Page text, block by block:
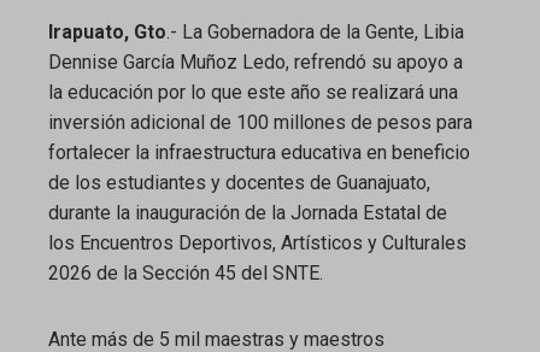
Irapuato, Gto .- La Gobernadora de la Gente, Libia
Dennise García Muñoz Ledo, refrendó su apoyo a
la educación por lo que este año se realizará una
inversión adicional de 100 millones de pesos para
fortalecer la infraestructura educativa en beneficio
de los estudiantes y docentes de Guanajuato,
durante la inauguración de la Jornada Estatal de
los Encuentros Deportivos, Artísticos y Culturales
2026 de la Sección 45 del SNTE.
Ante más de 5 mil maestras y maestros